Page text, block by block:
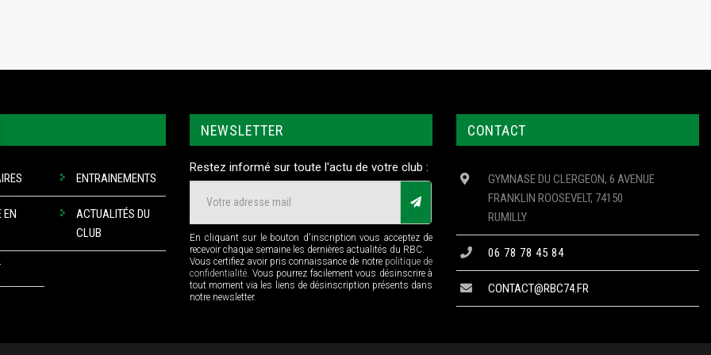
ENTRAINEMENTS
EN
ACTUALITÉS DU
CLUB
NEWSLETTER
Restez informé sur toute l'actu de votre club :
En cliquant sur le bouton d'inscription vous acceptez de
recevoir chaque semaine les dernières actualités du RBC.
Vous certifiez avoir pris connaissance de notre politique de
confidentialité. Vous pourrez facilement vous désinscrire à
tout moment via les liens de désinscription présents dans
notre newsletter.
CONTACT
GYMNASE DU CLERGEON, 6 AVENUE
FRANKLIN ROOSEVELT, 74150
RUMILLY
06 78 78 45 84
CONTACT@RBC74.FR